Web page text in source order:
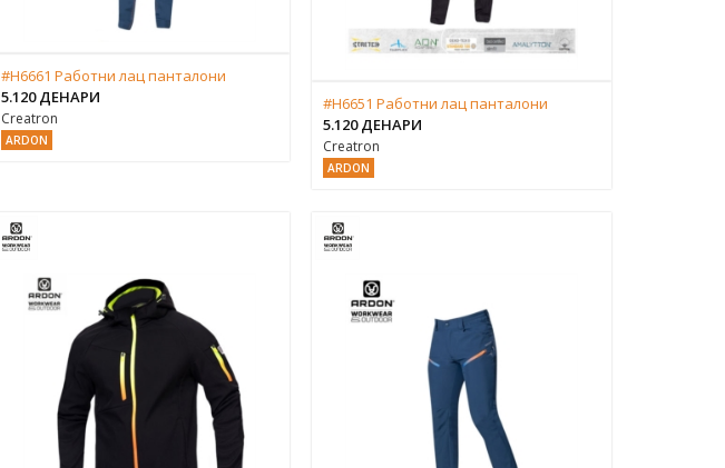
#H6661 Работни лац панталони
5.120 ДЕНАРИ
Creatron
ARDON
#H6651 Работни лац панталони
5.120 ДЕНАРИ
Creatron
ARDON